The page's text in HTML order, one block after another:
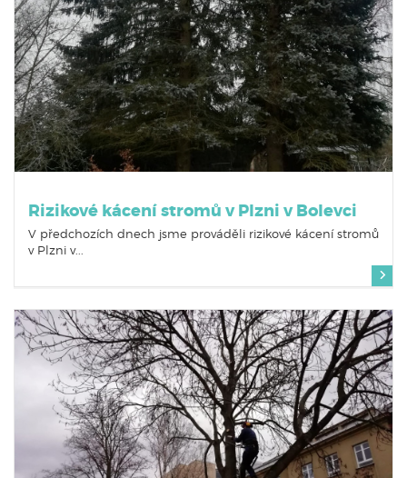
Rizikové kácení stromů v Plzni v Bolevci
V předchozích dnech jsme prováděli rizikové kácení stromů
v Plzni v...